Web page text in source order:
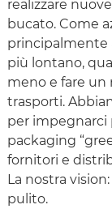
realizzare
bucato. Come
principalmente
più lontano,
meno e fare un
trasporti.
per impegnarci
packaging
fornitori e
La nostra
pulito.